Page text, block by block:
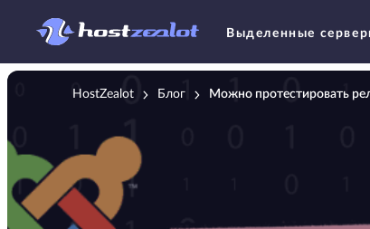
Выделенные
HostZealot Блог Можно протестировать